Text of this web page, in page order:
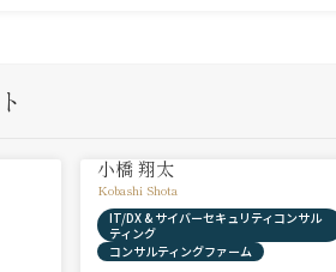
小橋 翔太
Kobashi Shota
IT/DX & サイバーセキュリティコンサル
ティング
コンサルティングファーム